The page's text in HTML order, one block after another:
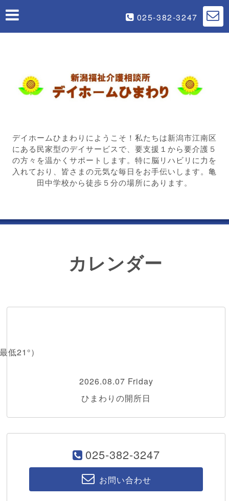
025-382-3247
デイホームひまわりにようこそ！私たちは新潟市江南区
にある民家型のデイサービスで、要支援１から要介護５
の方々を温かくサポートします。特に脳リハビリに力を
入れており、皆さまの元気な毎日をお手伝いします。亀
田中学校から徒歩５分の場所にあります。
カレンダー
21°）
2026.08.07 Friday
ひまわりの開所日
025-382-3247
お問い合わせ